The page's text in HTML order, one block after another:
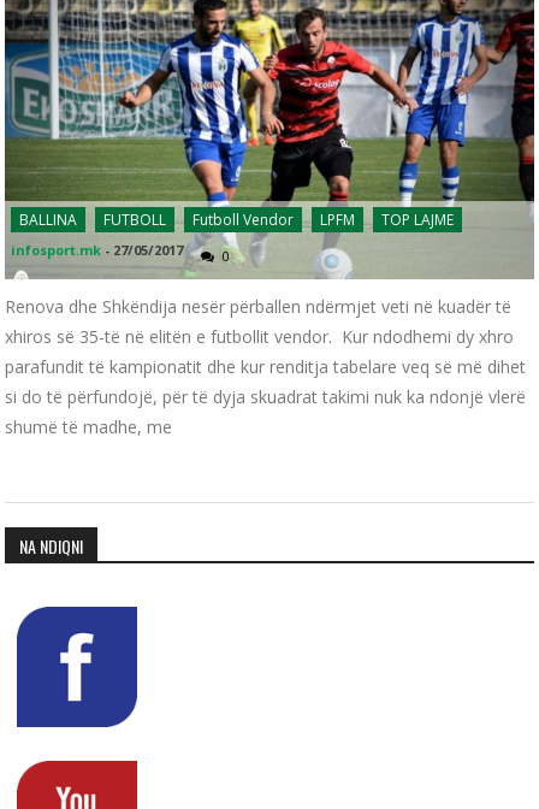
BALLINA FUTBOLL Futboll Vendor LPFM TOP LAJME
infosport.mk - 27/05/2017 0
Renova dhe Shkëndija nesër përballen ndërmjet veti në kuadër të
xhiros së 35-të në elitën e futbollit vendor. Kur ndodhemi dy xhro
parafundit të kampionatit dhe kur renditja tabelare veq së më dihet
si do të përfundojë, për të dyja skuadrat takimi nuk ka ndonjë vlerë
shumë të madhe, me
NA NDIQNI